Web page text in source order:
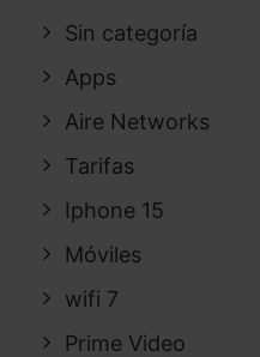
Sin categoría
Apps
Aire Networks
Tarifas
Iphone 15
Móviles
wifi 7
Prime Video